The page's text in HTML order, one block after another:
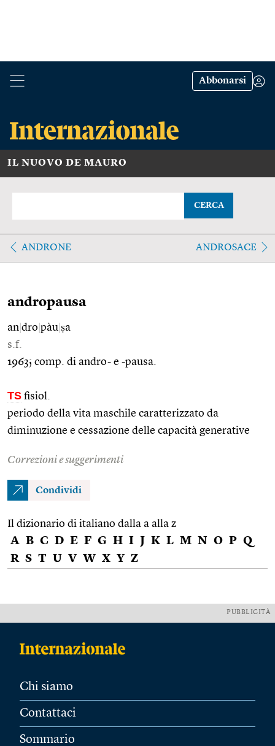
Abbonarsi
IL NUOVO DE MAURO
CERCA
ANDRONE ANDROSACE
andropausa
an dro pàu ṣa
s.f.
1963; comp. di andro- e -pausa.
TS fisiol.
periodo della vita maschile caratterizzato da
diminuzione e cessazione delle capacità generative
Correzioni e suggerimenti
Condividi
Il dizionario di italiano dalla a alla z
A B C D E F G H I J K L M N O P Q
R S T U V W X Y Z
PUBBLICITÀ
Chi siamo
Contattaci
Sommario